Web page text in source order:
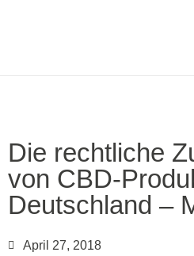
Die rechtliche
von CBD-
Deutschland –
April 27, 2018